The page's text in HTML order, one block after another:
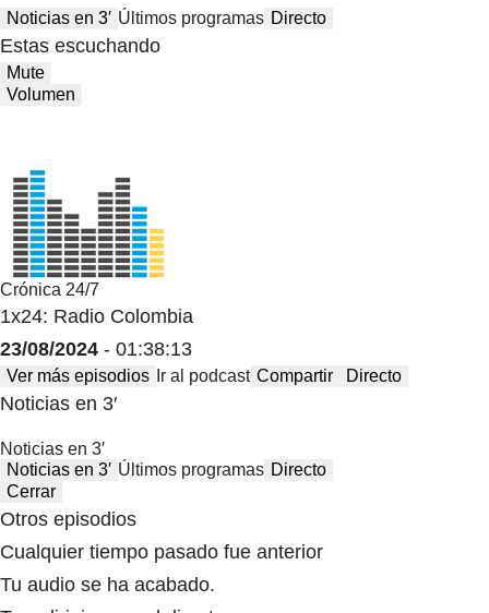
Noticias en 3′ Últimos programas Directo
Estas escuchando
Mute
Volumen
Crónica 24/7
1x24: Radio Colombia
23/08/2024 - 01:38:13
Ver más episodios Ir al podcast Compartir Directo
Noticias en 3′
Noticias en 3′
Noticias en 3′ Últimos programas Directo
Cerrar
Otros episodios
Cualquier tiempo pasado fue anterior
Tu audio se ha acabado.